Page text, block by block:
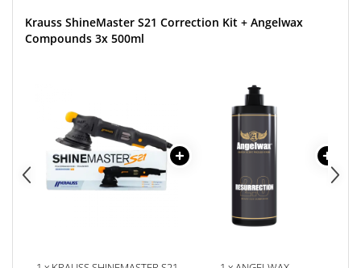
Krauss ShineMaster S21 Correction Kit + Angelwax
Compounds 3x 500ml